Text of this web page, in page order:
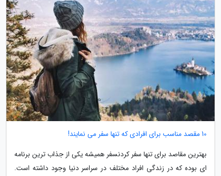
10 مقصد مناسب برای افرادی که تنها سفر می نمایند!
بهترین مقاصد برای تنها سفر کردنسفر همیشه یکی از جذاب ترین برنامه
ای بوده که در زندگی افراد مختلف در سراسر دنیا وجود داشته است.